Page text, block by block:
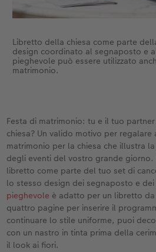
Libretto della chiesa come parte
design coordinato al segnaposto e
pieghevole può essere utilizzato
matrimonio.
Festa di matrimonio: tu e il tuo
chiesa? Un valido motivo per
matrimonio per la chiesa che illustra
degli eventi del vostro grande giorno.
libretto come parte del tuo set di
lo stesso design dei segnaposto e dei
pieghevole è adatto per un libretto
quattro pagine per inserire il
continuare lo stile uniforme, puoi
con un nastro in tinta prima della
il look ai fiori.